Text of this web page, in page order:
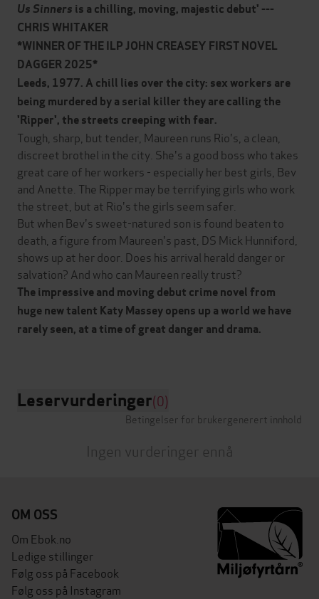
Us Sinners is a chilling, moving, majestic debut' ---
CHRIS WHITAKER
*WINNER OF THE ILP JOHN CREASEY FIRST NOVEL
DAGGER 2025*
Leeds, 1977. A chill lies over the city: sex workers are
being murdered by a serial killer they are calling the
'Ripper', the streets creeping with fear.
Tough, sharp, but tender, Maureen runs Rio's, a clean,
discreet brothel in the city. She's a good boss who takes
great care of her workers - especially her best girls, Bev
and Anette. The Ripper may be terrifying girls who work
the street, but at Rio's the girls seem safer.
But when Bev's sweet-natured son is found beaten to
death, a figure from Maureen's past, DS Mick Hunniford,
shows up at her door. Does his arrival herald danger or
salvation? And who can Maureen really trust?
The impressive and moving debut crime novel from
huge new talent Katy Massey opens up a world we have
rarely seen, at a time of great danger and drama.
Leservurderinger(0)
Betingelser for brukergenerert innhold
Ingen vurderinger ennå
OM OSS
Om Ebok.no
Ledige stillinger
Følg oss på Facebook
Følg oss på Instagram